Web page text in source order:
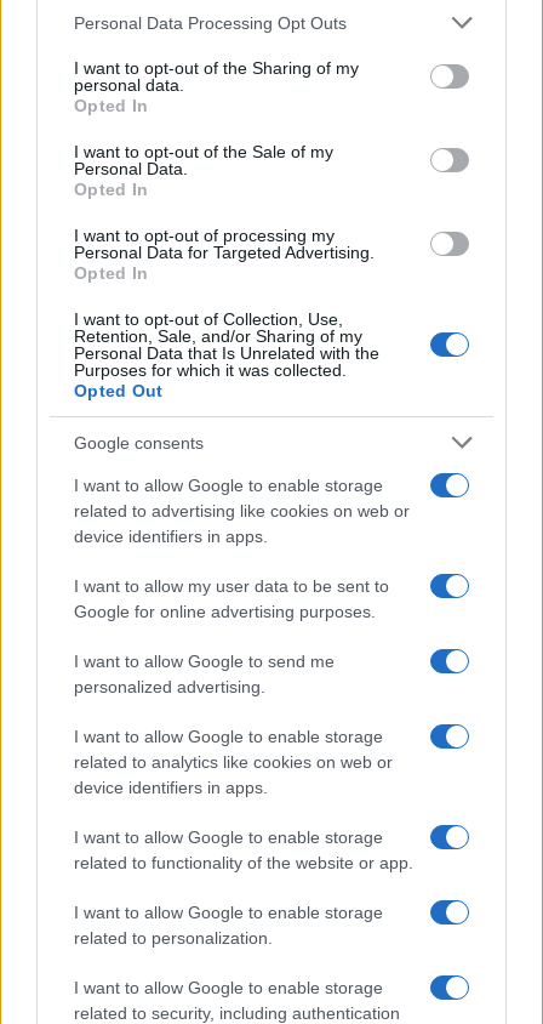
Personal Data Processing Opt Outs
I want to opt-out of the Sharing of my
personal data.
Opted In
I want to opt-out of the Sale of my
Personal Data.
Opted In
I want to opt-out of processing my
Personal Data for Targeted Advertising.
Opted In
I want to opt-out of Collection, Use,
Retention, Sale, and/or Sharing of my
Personal Data that Is Unrelated with the
Purposes for which it was collected.
Opted Out
Google consents
I want to allow Google to enable storage
related to advertising like cookies on web or
device identifiers in apps.
I want to allow my user data to be sent to
Google for online advertising purposes.
I want to allow Google to send me
personalized advertising.
I want to allow Google to enable storage
related to analytics like cookies on web or
device identifiers in apps.
I want to allow Google to enable storage
related to functionality of the website or app.
I want to allow Google to enable storage
related to personalization.
I want to allow Google to enable storage
related to security, including authentication
slogan ormai privi di ogni novità.
È il lento
caratterizzare le scelte politiche di Paul
quando alla ricerca di un uomo capace di
decidere e di incidere realmente sulle scelte
politiche, decide di dare il suo voto a Salvini, nel
a cantare le loro frottole. Con sgomento Paul
vede crescere questa orda di elettori grillini
vittime di scelte semplici per risolvere problemi
complessi, redditi di nullafacenza e bonus che
piuttosto che rilanciare le costruzioni fanno
esplodere i costi delle forniture obbligando i
piccoli imprenditori come lui a superare deliri
burocratici kafkiani per favorire, al dunque, solo i
grandi.
Paul tiene duro e va avanti,conferma il suo voto
a Salvinima dopo i colpi di citofono e di sole al
Papeete comincia a dubitare delle sue scelte,
vederlo al governo con l’orda grillina è deprimente
bonus, pace fiscale ecc. ma nulla è realmente
fatto per chi ancora avesse voglia di lavorare sul
almeno non nemici. La delusione verso Salvini fa
sentire in lontananza le sirene del Pd, ma il
vecchio scetticismo sugli eredi del Pci prevale e il
loro governo con l’orda grillina fa il resto: “Sono i